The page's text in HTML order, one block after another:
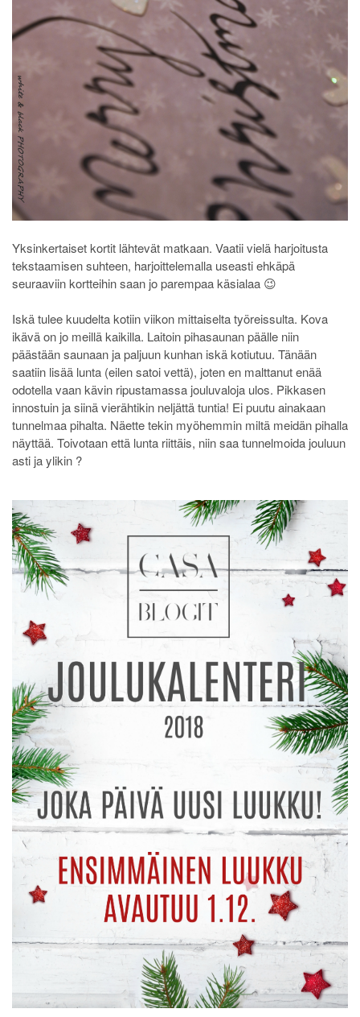
Yksinkertaiset kortit lähtevät matkaan. Vaatii vielä harjoitusta
tekstaamisen suhteen, harjoittelemalla useasti ehkäpä
seuraaviin kortteihin saan jo parempaa käsialaa 😉
Iskä tulee kuudelta kotiin viikon mittaiselta työreissulta. Kova
ikävä on jo meillä kaikilla. Laitoin pihasaunan päälle niin
päästään saunaan ja paljuun kunhan iskä kotiutuu. Tänään
saatiin lisää lunta (eilen satoi vettä), joten en malttanut enää
odotella vaan kävin ripustamassa jouluvaloja ulos. Pikkasen
innostuin ja siinä vierähtikin neljättä tuntia! Ei puutu ainakaan
tunnelmaa pihalta. Näette tekin myöhemmin miltä meidän pihalla
näyttää. Toivotaan että lunta riittäis, niin saa tunnelmoida jouluun
asti ja ylikin ?